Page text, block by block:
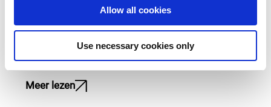
Allow all cookies
Use necessary cookies only
Aankondiging Veerkracht Fonds
Meer lezen